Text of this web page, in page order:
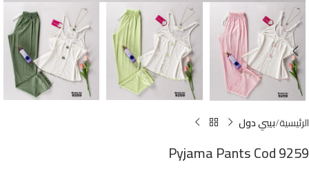
الرئيسية بيبي دول
Pyjama Pants Cod 9259